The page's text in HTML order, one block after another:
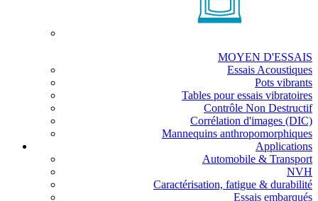
MOYEN D'ESSAIS
Essais Acoustiques
Pots vibrants
Tables pour essais vibratoires
Contrôle Non Destructif
Corrélation d'images (DIC)
Mannequins anthropomorphiques
Applications
Automobile & Transport
NVH
Caractérisation, fatigue & durabilité
Essais embarqués